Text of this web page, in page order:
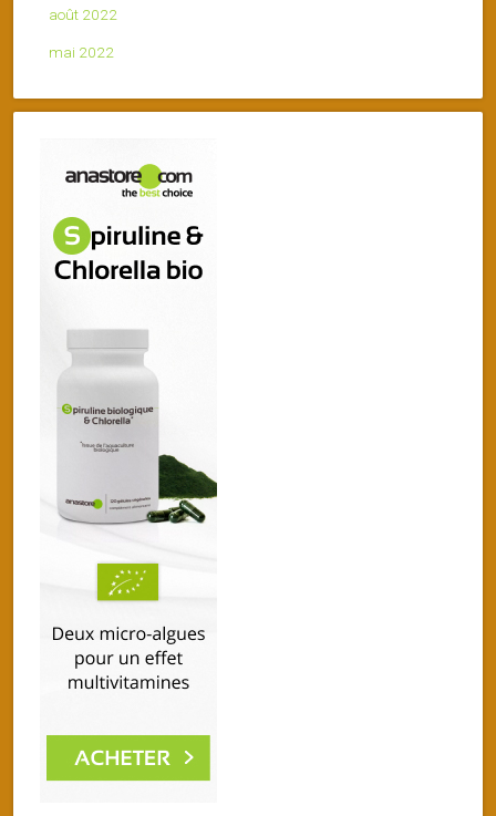
août 2022
mai 2022